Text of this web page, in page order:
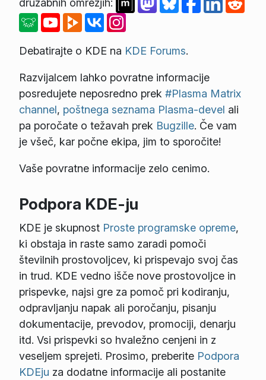
družabnih omrežjih:
Debatirajte o KDE na KDE Forums.
Razvijalcem lahko povratne informacije
posredujete neposredno prek #Plasma Matrix
channel, poštnega seznama Plasma-devel ali
pa poročate o težavah prek Bugzille. Če vam
je všeč, kar počne ekipa, jim to sporočite!
Vaše povratne informacije zelo cenimo.
Podpora KDE-ju
KDE je skupnost Proste programske opreme,
ki obstaja in raste samo zaradi pomoči
številnih prostovoljcev, ki prispevajo svoj čas
in trud. KDE vedno išče nove prostovoljce in
prispevke, najsi gre za pomoč pri kodiranju,
odpravljanju napak ali poročanju, pisanju
dokumentacije, prevodov, promociji, denarju
itd. Vsi prispevki so hvaležno cenjeni in z
veseljem sprejeti. Prosimo, preberite Podpora
KDEju za dodatne informacije ali postanite